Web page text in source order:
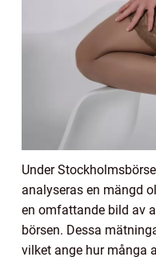
Under
analyseras en mängd
en omfattande bild av
börsen. Dessa
vilket ange hur många